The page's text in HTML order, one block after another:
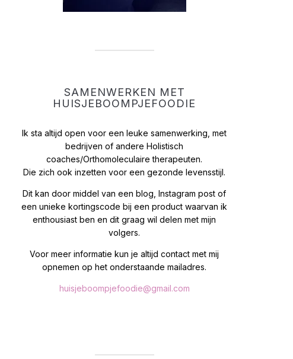
SAMENWERKEN MET
HUISJEBOOMPJEFOODIE
Ik sta altijd open voor een leuke samenwerking, met
bedrijven of andere Holistisch
coaches/Orthomoleculaire therapeuten.
Die zich ook inzetten voor een gezonde levensstijl.
Dit kan door middel van een blog, Instagram post of
een unieke kortingscode bij een product waarvan ik
enthousiast ben en dit graag wil delen met mijn
volgers.
Voor meer informatie kun je altijd contact met mij
opnemen op het onderstaande mailadres.
huisjeboompjefoodie@gmail.com